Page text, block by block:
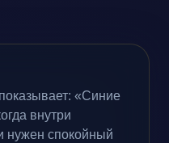
«Синие
внутри
нужен спокойный